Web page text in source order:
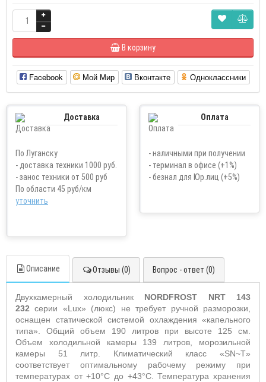
В корзину
Facebook Мой Мир Вконтакте Одноклассники
Доставка
По Луганску
- доставка техники 1000 руб.
- занос техники от 500 руб
По области 45 руб/км
уточнить
Оплата
- наличными при получении
- терминал в офисе (+1%)
- безнал для Юр.лиц (+5%)
Описание Отзывы (0) Вопрос - ответ (0)
Двухкамерный холодильник NORDFROST NRT 143
232 серии «Lux» (люкс) не требует ручной разморозки,
оснащен статической системой охлаждения «капельного
типа». Общий объем 190 литров при высоте 125 см.
Объем холодильной камеры 139 литров, морозильной
камеры 51 литр. Климатический класс «SN~T»
соответствует оптимальному рабочему режиму при
температурах от +10°С до +43°С. Температура хранения